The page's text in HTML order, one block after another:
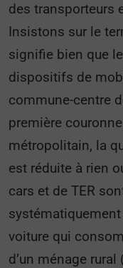
des transporteurs
Insistons sur le
signifie bien que
dispositifs de
commune-centre
première
métropolitain, la
est réduite à rien
cars et de TER
voiture qui
d’un ménage